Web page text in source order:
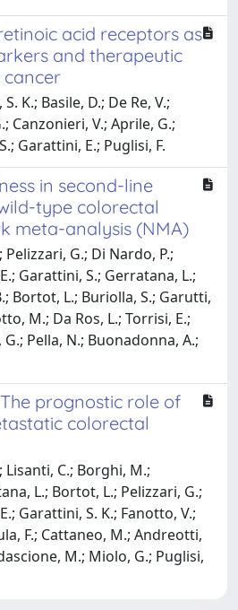
acid receptors as
and therapeutic
K.; Basile, D.; De Re, V.;
Canzonieri, V.; Aprile, G.;
Garattini, E.; Puglisi, F.
in second-line
type colorectal
meta-analysis (NMA)
Pelizzari, G.; Di Nardo, P.;
Garattini, S.; Gerratana, L.;
Bortot, L.; Buriolla, S.; Garutti,
M.; Da Ros, L.; Torrisi, E.;
Pella, N.; Buonadonna, A.;
The prognostic role of
colorectal
Lisanti, C.; Borghi, M.;
L.; Bortot, L.; Pelizzari, G.;
Garattini, S. K.; Fanotto, V.;
F.; Cattaneo, M.; Andreotti,
M.; Miolo, G.; Puglisi,